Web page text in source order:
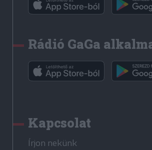
Rádió GaGa
Kapcsolat
Írjon nekünk